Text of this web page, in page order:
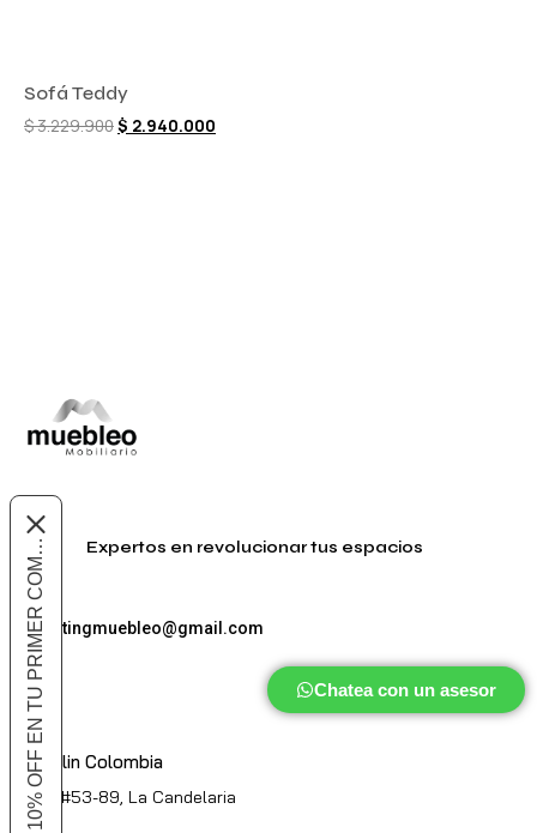
Sofá Teddy
$3.229.900$ 2.940.000
Expertos en revolucionar tus espacios
marketingmuebleo@gmail.com
Chatea con un asesor
Medellin Colombia
Cl. 51 #53-89, La Candelaria
10% OFF EN TU PRIMER COMPRA